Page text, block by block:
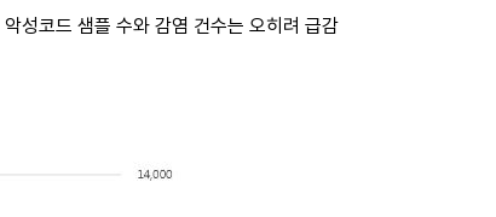
성코드 샘플 수와 감염 건수는 오히려 급감